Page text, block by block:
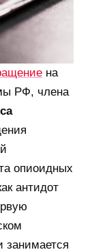
на
РФ, члена
опиоидных
антидот
занимается